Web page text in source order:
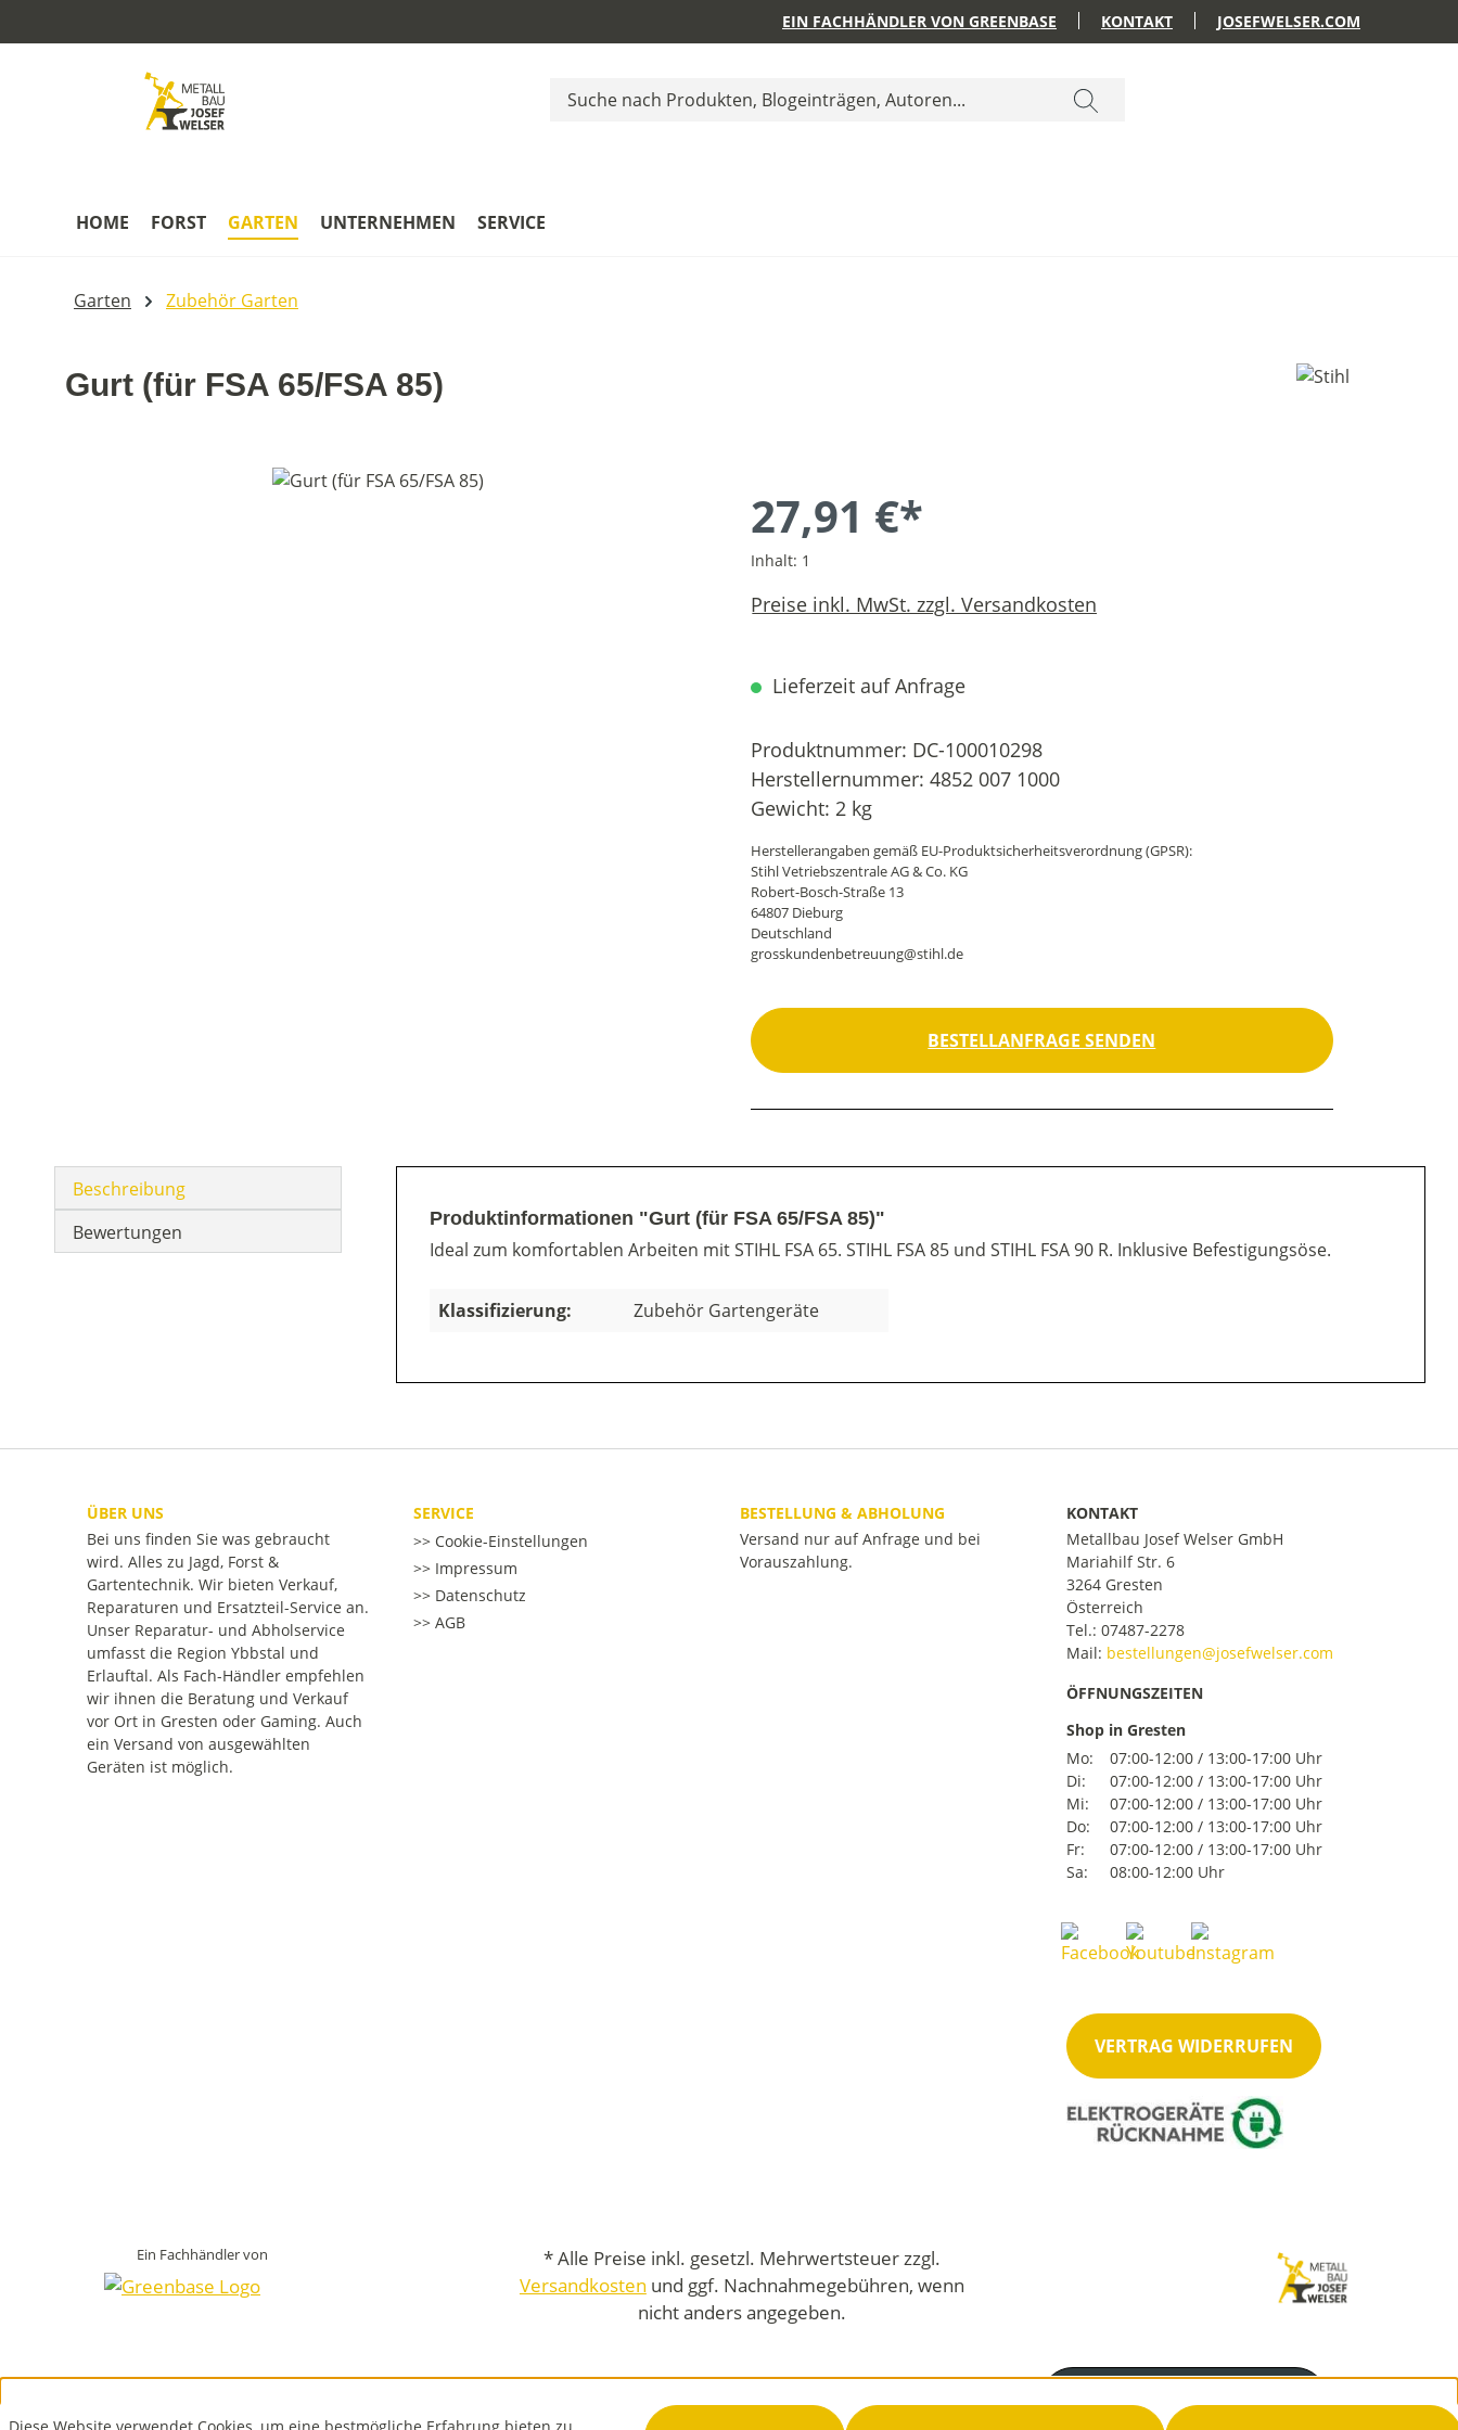
EIN FACHHÄNDLER VON GREENBASE KONTAKT JOSEFWELSER.COM
HOME FORST GARTEN UNTERNEHMEN SERVICE
Garten Zubehör Garten
Gurt (für FSA 65/FSA 85)
27,91 €*
Inhalt: 1
Preise inkl. MwSt. zzgl. Versandkosten
Lieferzeit auf Anfrage
Produktnummer: DC-100010298
Herstellernummer: 4852 007 1000
Gewicht: 2 kg
Herstellerangaben gemäß EU-Produktsicherheitsverordnung (GPSR):
Stihl Vetriebszentrale AG & Co. KG
Robert-Bosch-Straße 13
64807 Dieburg
Deutschland
grosskundenbetreuung@stihl.de
BESTELLANFRAGE SENDEN
Beschreibung
Bewertungen
Produktinformationen "Gurt (für FSA 65/FSA 85)"
Ideal zum komfortablen Arbeiten mit STIHL FSA 65. STIHL FSA 85 und STIHL FSA 90 R. Inklusive Befestigungsöse.
Klassifizierung: Zubehör Gartengeräte
ÜBER UNS
Bei uns finden Sie was gebraucht
wird. Alles zu Jagd, Forst &
Gartentechnik. Wir bieten Verkauf,
Reparaturen und Ersatzteil-Service an.
Unser Reparatur- und Abholservice
umfasst die Region Ybbstal und
Erlauftal. Als Fach-Händler empfehlen
wir ihnen die Beratung und Verkauf
vor Ort in Gresten oder Gaming. Auch
ein Versand von ausgewählten
Geräten ist möglich.
SERVICE
Cookie-Einstellungen
Impressum
Datenschutz
AGB
BESTELLUNG & ABHOLUNG
Versand nur auf Anfrage und bei
Vorauszahlung.
KONTAKT
Metallbau Josef Welser GmbH
Mariahilf Str. 6
3264 Gresten
Österreich
Tel.: 07487-2278
Mail:
ÖFFNUNGSZEITEN
Shop in Gresten
Mo:
07:00-12:00 / 13:00-17:00 Uhr
Di:
07:00-12:00 / 13:00-17:00 Uhr
Mi:
07:00-12:00 / 13:00-17:00 Uhr
Do:
07:00-12:00 / 13:00-17:00 Uhr
Fr:
07:00-12:00 / 13:00-17:00 Uhr
Sa:
08:00-12:00 Uhr
VERTRAG WIDERRUFEN
Ein Fachhändler von
* Alle Preise inkl. gesetzl. Mehrwertsteuer zzgl.
Versandkosten und ggf. Nachnahmegebühren, wenn
nicht anders angegeben.
07487-2278 (500)